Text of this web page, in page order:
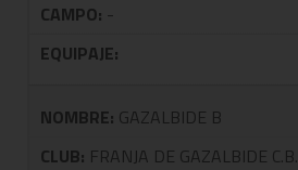
CAMPO: -
EQUIPAJE:
NOMBRE: GAZALBIDE B
CLUB: FRANJA DE GAZALBIDE C.B.